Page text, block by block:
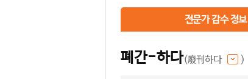
전문가 감수 정보
폐간-하다(廢刊하다 )